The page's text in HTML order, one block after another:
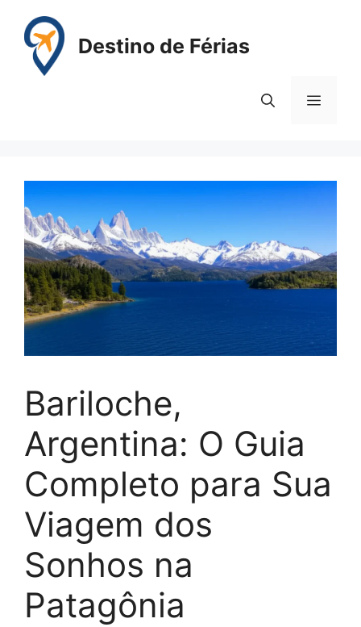
para
conteúdo
Destino de Férias
Menu
Bariloche,
Argentina: O Guia
Completo para Sua
Viagem dos
Sonhos na
Patagônia